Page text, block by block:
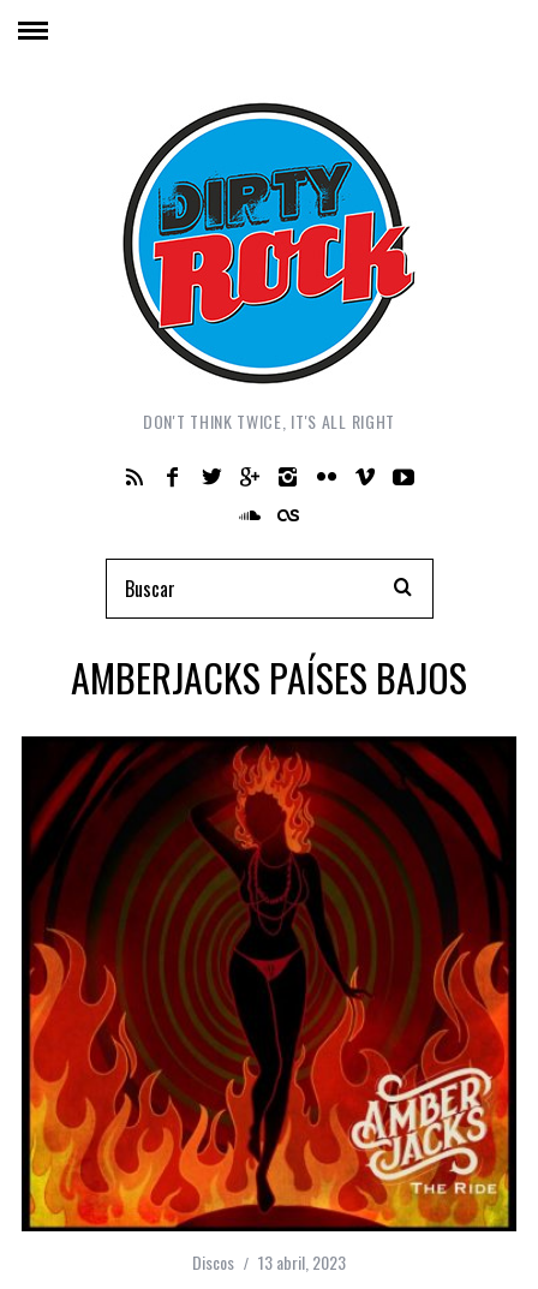
DON'T THINK TWICE, IT'S ALL RIGHT
AMBERJACKS PAÍSES BAJOS
Discos 13 abril, 2023